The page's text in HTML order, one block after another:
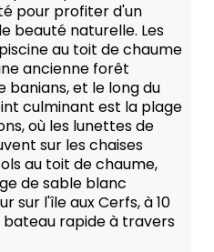
pour profiter d'un
beauté naturelle. Les
au toit de chaume
ancienne forêt
banians, et le long du
culminant est la plage
où les lunettes de
sur les chaises
au toit de chaume,
de sable blanc
sur l'île aux Cerfs, à 10
rapide à travers